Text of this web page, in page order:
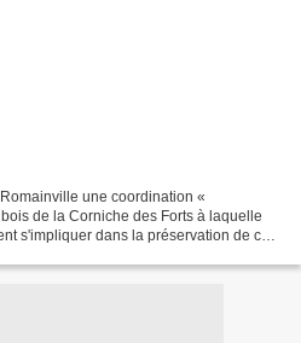
une coordination «
de la Corniche des Forts à laquelle
s'impliquer dans la préservation de ce